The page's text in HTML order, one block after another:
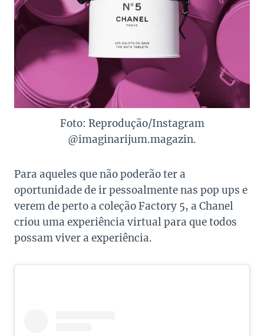
Foto: Reprodução/Instagram
@imaginarijum.magazin.
Para aqueles que não poderão ter a
oportunidade de ir pessoalmente nas pop ups e
verem de perto a coleção Factory 5, a Chanel
criou uma experiência virtual para que todos
possam viver a experiência.